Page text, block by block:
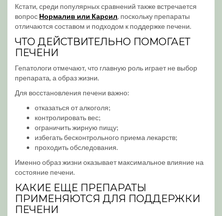
Кстати, среди популярных сравнений также встречается
вопрос Нормалив или Карсил, поскольку препараты
отличаются составом и подходом к поддержке печени.
ЧТО ДЕЙСТВИТЕЛЬНО ПОМОГАЕТ
ПЕЧЕНИ
Гепатологи отмечают, что главную роль играет не выбор
препарата, а образ жизни.
Для восстановления печени важно:
отказаться от алкоголя;
контролировать вес;
ограничить жирную пищу;
избегать бесконтрольного приема лекарств;
проходить обследования.
Именно образ жизни оказывает максимальное влияние на
состояние печени.
КАКИЕ ЕЩЕ ПРЕПАРАТЫ
ПРИМЕНЯЮТСЯ ДЛЯ ПОДДЕРЖКИ
ПЕЧЕНИ